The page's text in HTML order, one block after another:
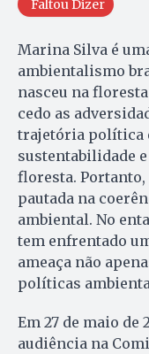
Faltou Dizer
Marina Silva é
ambientalismo
nasceu na
cedo as
trajetória política
sustentabilidade
floresta.
pautada na
ambiental. No
tem enfrentado
ameaça não
políticas
Em 27 de maio
audiência na